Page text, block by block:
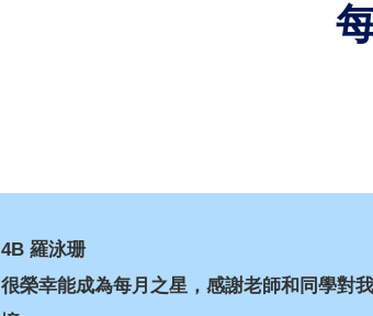
4B 羅泳珊
很榮幸能成為每月之星，感謝老師和同學對